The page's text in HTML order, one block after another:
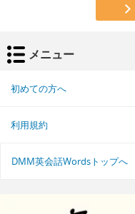
メニュー
初めての方へ
利用規約
DMM英会話Wordsトップへ